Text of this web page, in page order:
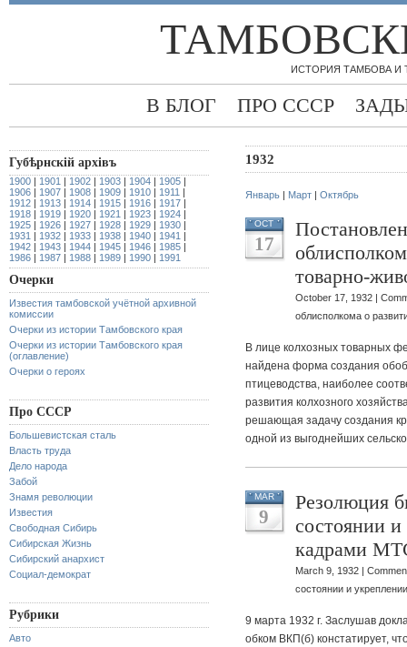
ИСТОРИЯ ТАМБОВА
В БЛОГ ПРО СССР
Губѣрнскiй архiвъ
1900 | 1901 | 1902 | 1903 | 1904 | 1905 |
1906 | 1907 | 1908 | 1909 | 1910 | 1911 |
1912 | 1913 | 1914 | 1915 | 1916 | 1917 |
1918 | 1919 | 1920 | 1921 | 1923 | 1924 |
1925 | 1926 | 1927 | 1928 | 1929 | 1930 |
1931 | 1932 | 1933 | 1938 | 1940 | 1941 |
1942 | 1943 | 1944 | 1945 | 1946 | 1985 |
1986 | 1987 | 1988 | 1989 | 1990 | 1991
Очерки
Известия тамбовской учётной архивной
комиссии
Очерки из истории Тамбовского края
Очерки из истории Тамбовского края
(оглавление)
Очерки о героях
Про СССР
Большевистская сталь
Власть труда
Дело народа
Забой
Знамя революции
Известия
Свободная Сибирь
Сибирская Жизнь
Сибирский анархист
Социал-демократ
Рубрики
Авто
1932
Январь | Март | Октябрь
OCT
17
товарно-
October 17, 1932 |
облисполкома о
В лице колхозных товарных
найдена форма создания
птицеводства, наиболее
развития колхозного
решающая задачу создания
одной из выгоднейших
MAR
9
Резолюция
состоянии
кадрами
March 9, 1932 |
состоянии и
9 марта 1932 г. Заслушав
обком ВКП(б) констатирует,